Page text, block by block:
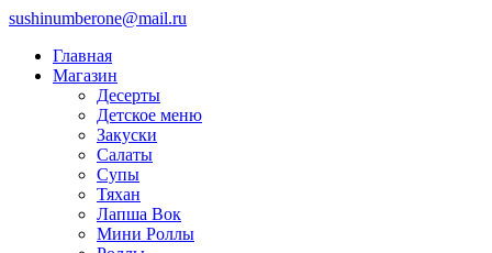
sushinumberone@mail.ru
Главная
Магазин
Десерты
Детское меню
Закуски
Салаты
Супы
Тяхан
Лапша Вок
Мини Роллы